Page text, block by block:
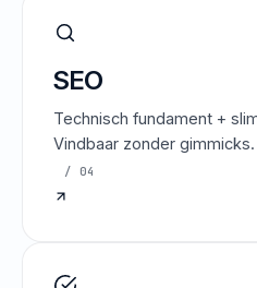
SEO
Technisch fundament +
Vindbaar zonder gimmicks.
/ 04